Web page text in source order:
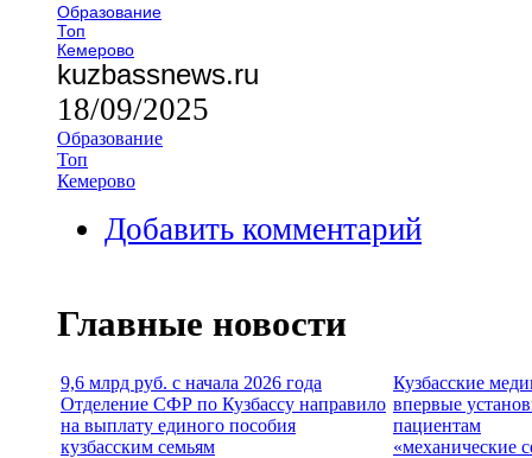
Образование
Топ
Кемерово
kuzbassnews.ru
18/09/2025
Образование
Топ
Кемерово
Добавить комментарий
Главные новости
9,6 млрд руб. с начала 2026 года
Отделение СФР по Кузбассу направило
на выплату единого пособия
кузбасским семьям
Кузбасские
впервые
пациентам
«механические